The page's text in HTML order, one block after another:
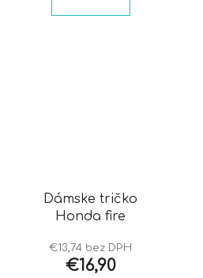
Dámske tričko
Honda fire
€13,74 bez DPH
€16,90